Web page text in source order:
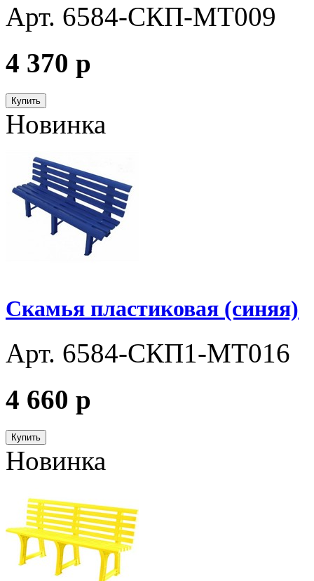
Арт. 6584-СКП-МТ009
4 370 p
Купить
Новинка
Скамья пластиковая (синяя)
Арт. 6584-СКП1-МТ016
4 660 p
Купить
Новинка